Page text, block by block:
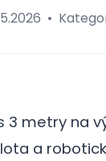
•
3 metry na
a